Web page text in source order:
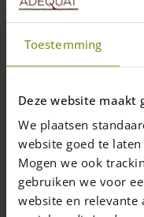
Toestemming
Deze website maakt
We plaatsen
website goed te
Mogen we ook
gebruiken we voor
website en relevante
Die Wahl des
meistens
bestimmten
Kindern, Tieren, Pflanzen
0 cm Lattenabstand (
2 cm Lattenabstand:
Hunde und Katzen
4 cm Lattenabstand
auch als Hühnerzaun